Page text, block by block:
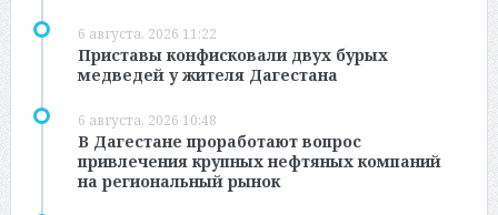
6 августа, 2026 11:22
Приставы конфисковали двух бурых
медведей у жителя Дагестана
6 августа, 2026 10:48
В Дагестане проработают вопрос
привлечения крупных нефтяных компаний
на региональный рынок